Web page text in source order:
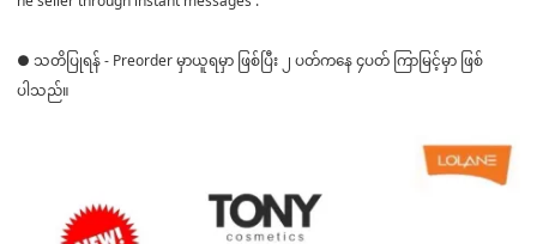
● သတိပြုရန် - Preorder မှာယူရမှာ ဖြစ်ပြီး ၂ ပတ်ကနေ ၄ပတ် ကြာမြင့်မှာ ဖြစ်
ပါသည်။